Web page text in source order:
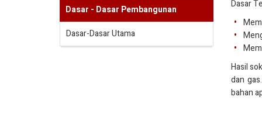
Dasar - Dasar Pembangunan
Dasar-Dasar Utama
Dasar
Hasil
dan
bahan